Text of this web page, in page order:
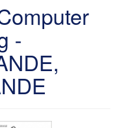
-